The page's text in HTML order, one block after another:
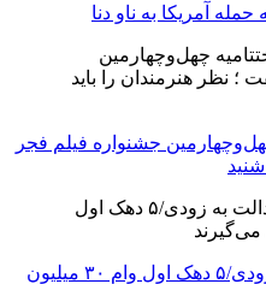
جشنواره فیلم فجر
واریز سود سهام عدالت به زودی/۵ دهک اول وام ۳۰ میلیون